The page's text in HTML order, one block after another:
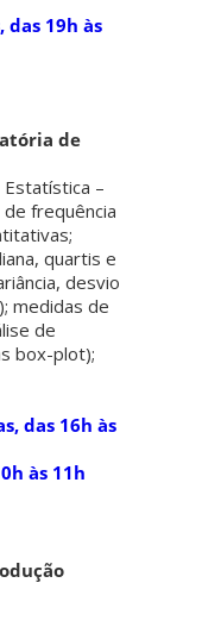
19h às
de
–
frequência
quartis e
desvio
medidas de
de
box-plot);
das 16h às
às 11h